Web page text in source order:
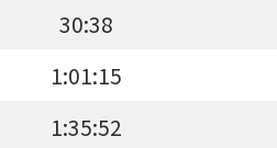
30:38
1:01:15
1:35:52